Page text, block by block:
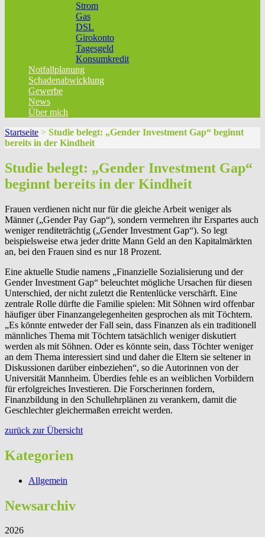
Strom
Gas
DSL
Girokonto
Tagesgeld
Konsumkredit
Notfallplanung
Schadenabwicklung
Gewerbe
News
Über mich
Startseite > Studie belegt: „Gender Investment Gap“ beginnt
bereits in der Kindheit
Studie belegt: „Gender Investment Gap“
beginnt bereits in der Kindheit
Frauen verdienen nicht nur für die gleiche Arbeit weniger als
Männer („Gender Pay Gap“), sondern vermehren ihr Erspartes auch
weniger renditeträchtig („Gender Investment Gap“). So legt
beispielsweise etwa jeder dritte Mann Geld an den Kapitalmärkten
an, bei den Frauen sind es nur 18 Prozent.
Eine aktuelle Studie namens „Finanzielle Sozialisierung und der
Gender Investment Gap“ beleuchtet mögliche Ursachen für diesen
Unterschied, der nicht zuletzt die Rentenlücke verschärft. Eine
zentrale Rolle dürfte die Familie spielen: Mit Söhnen wird offenbar
häufiger über Finanzangelegenheiten gesprochen als mit Töchtern.
„Es könnte entweder der Fall sein, dass Finanzen als ein traditionell
männliches Thema mit Töchtern tatsächlich weniger diskutiert
werden als mit Söhnen. Oder es könnte sein, dass Töchter weniger
an dem Thema interessiert sind und daher die Eltern sie seltener in
Diskussionen darüber einbeziehen“, so die Autorinnen von der
Universität Mannheim. Überdies fehle es an weiblichen Vorbildern
für erfolgreiches Investieren. Die Forscherinnen fordern,
Finanzbildung in den Schullehrplänen zu verankern, damit die
Geschlechter gleichermaßen erreicht werden.
zurück zur Übersicht
Kategorien
Allgemein
Newsarchiv
2026